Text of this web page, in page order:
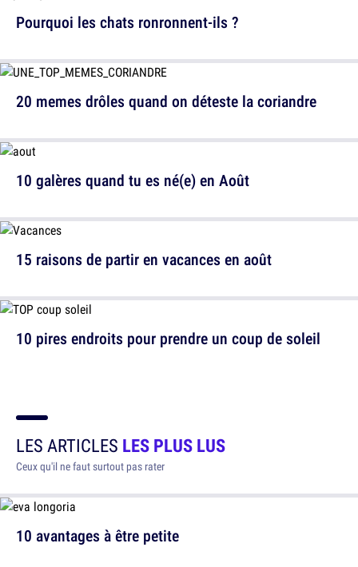
20 memes drôles quand on déteste la coriandre
15 raisons de partir en vacances en août
Pourquoi les chats ronronnent-ils ?
10 galères quand tu es né(e) en Août
10 pires endroits pour prendre un coup de soleil
LES ARTICLES LES PLUS LUS
Ceux qu'il ne faut surtout pas rater
10 avantages à être petite